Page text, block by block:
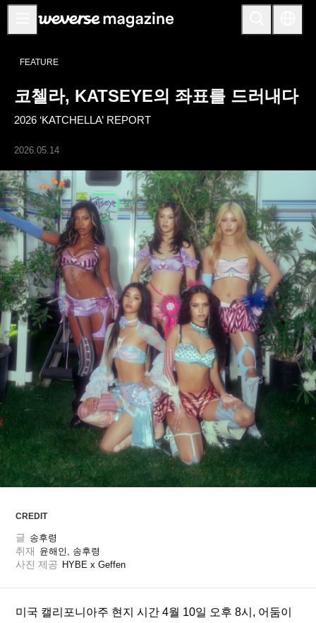
공지사항
FEATURE
INTERVIEW
REVIEW
INTERACTIVE
FIRST+VIEW
THE
INDUSTRY
PLAYLIST
NoW
ALL
ARTICLES
LOGIN
FEATURE
코첼라, KATSEYE의 좌표를 드러내다
2026 ‘KATCHELLA’ REPORT
2026.05.14
CREDIT
글 송후령
취재 윤해인, 송후령
사진 제공 HYBE x Geffen
미국 캘리포니아주 현지 시간 4월 10일 오후 8시, 어둠이